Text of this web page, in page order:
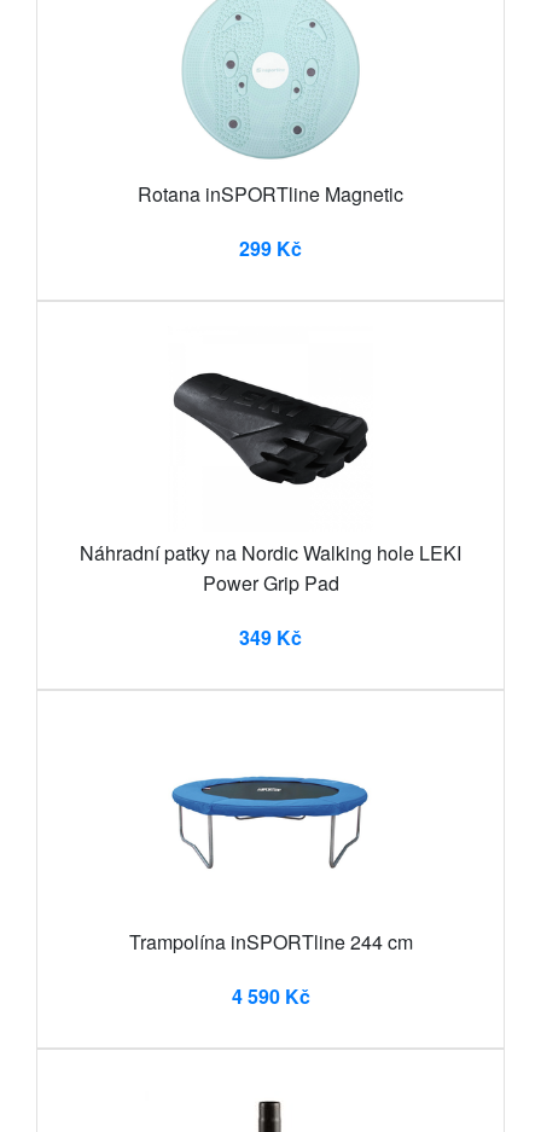
Rotana inSPORTline Magnetic
299 Kč
Náhradní patky na Nordic Walking hole LEKI
Power Grip Pad
349 Kč
Trampolína inSPORTline 244 cm
4 590 Kč